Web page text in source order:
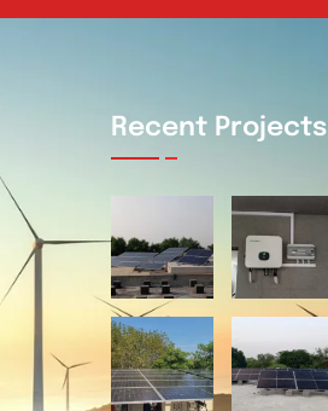
Recent Projects